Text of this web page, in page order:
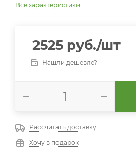
Все характеристики
2525 руб./шт
Нашли дешевле?
Рассчитать доставку
Хочу в подарок